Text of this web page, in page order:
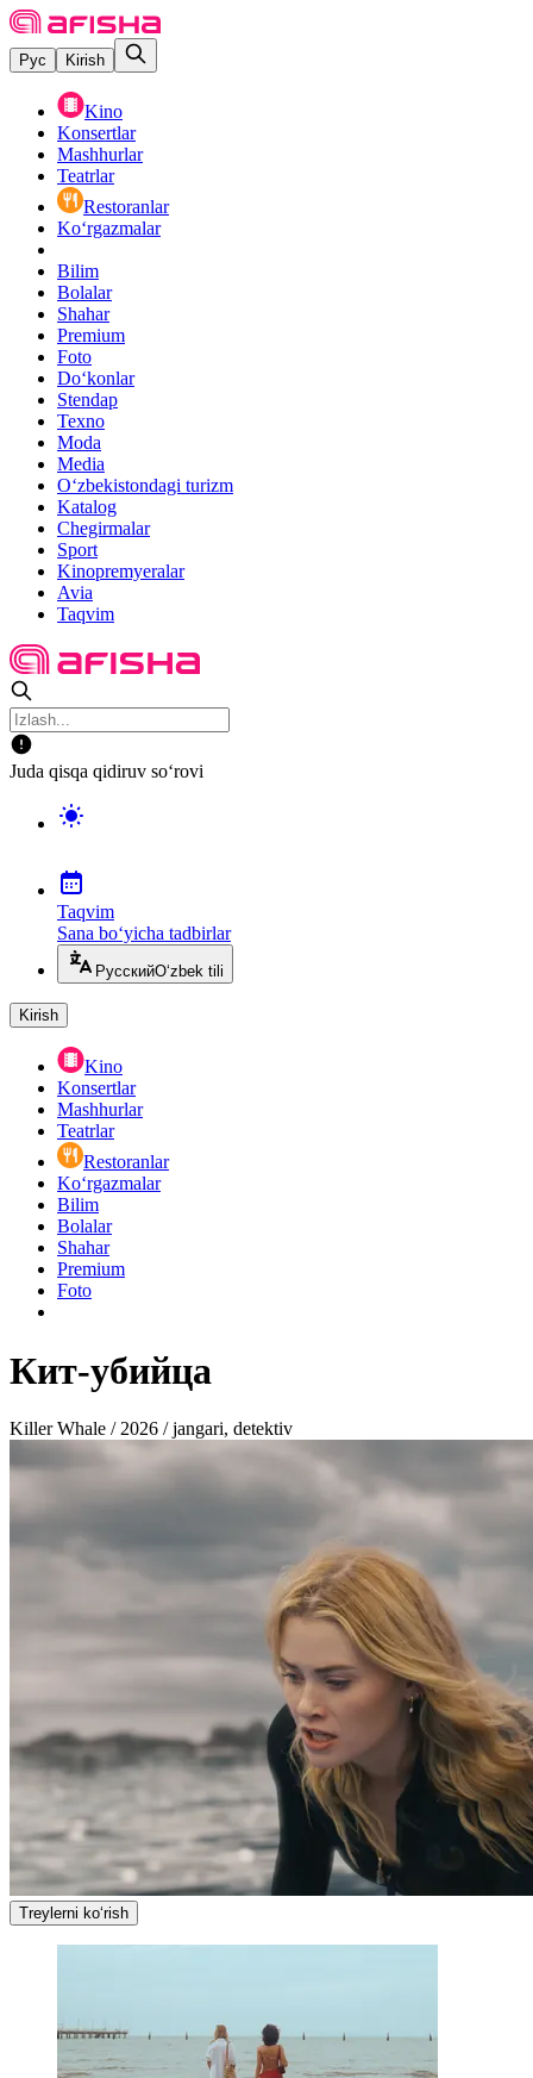
Рус Kirish
Kino
Konsertlar
Mashhurlar
Teatrlar
Restoranlar
Ko‘rgazmalar
Bilim
Bolalar
Shahar
Premium
Foto
Do‘konlar
Stendap
Texno
Moda
Media
O‘zbekistondagi turizm
Katalog
Chegirmalar
Sport
Kinopremyeralar
Avia
Taqvim
Juda qisqa qidiruv so‘rovi
Taqvim
Sana bo‘yicha tadbirlar
РусскийO‘zbek tili
Kirish
Kino
Konsertlar
Mashhurlar
Teatrlar
Restoranlar
Ko‘rgazmalar
Bilim
Bolalar
Shahar
Premium
Foto
Кит-убийца
Killer Whale / 2026 / jangari, detektiv
Treylerni ko‘rish